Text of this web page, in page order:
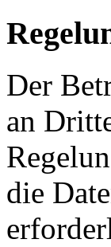
Der
an
die